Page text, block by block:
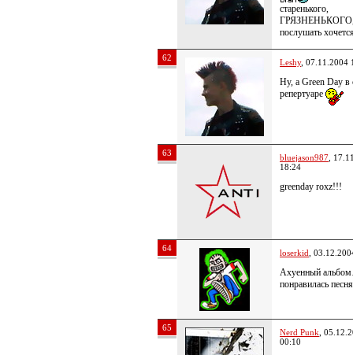
старенького,
послушать
62 Leshy, 07.11.2004
Ну, а Green Day в
репертуаре
63 bluejason987 ,
18:24
greenday roxz!!!
64 loserkid ,
Ахуенный
понравилась
65 Nerd Punk ,
00:10